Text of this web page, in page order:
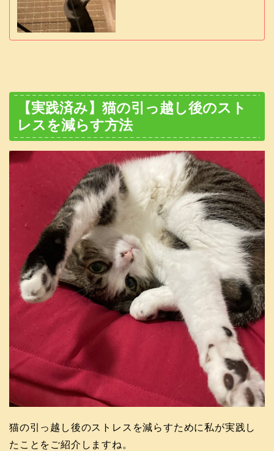
【実践済み】猫の引っ越し後のスト
レスを減らす方法
猫の引っ越し後のストレスを減らすために私が実践し
たことをご紹介しますね。